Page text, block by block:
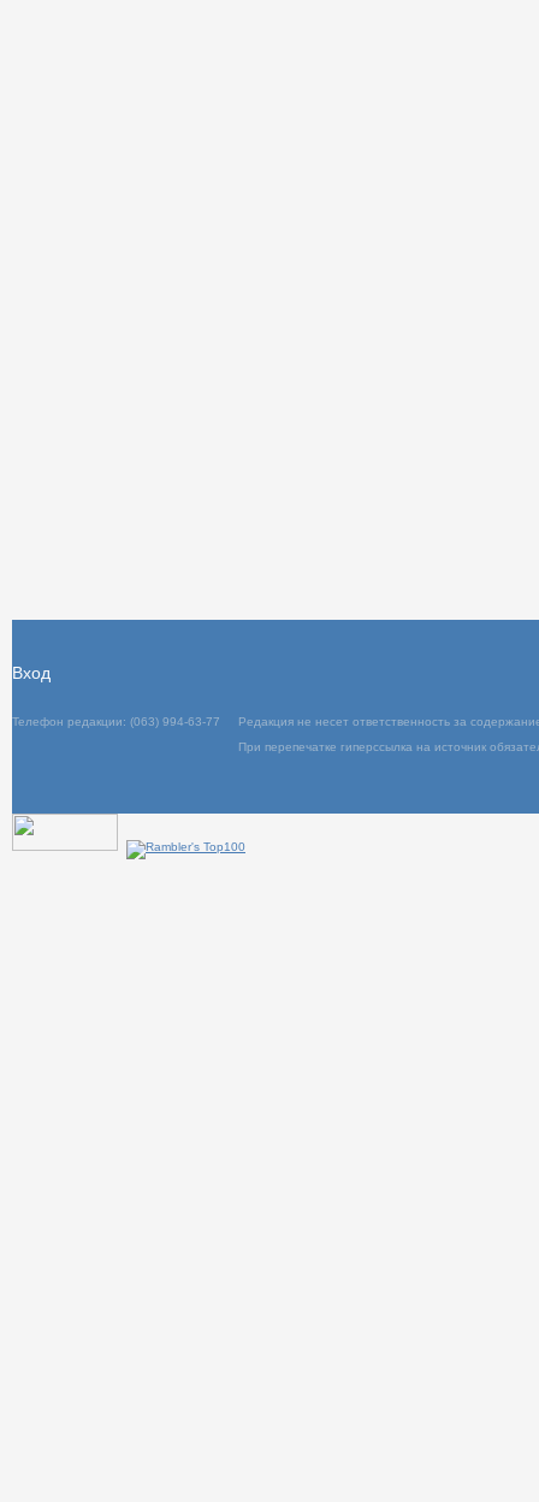
Вход
Телефон редакции: (063) 994-63-77
Редакция не несет ответственность за
При перепечатке гиперссылка на источник